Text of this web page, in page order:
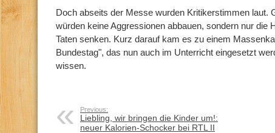
Doch abseits der Messe wurden Kritikerstimmen laut.
würden keine Aggressionen abbauen, sondern nur die
Taten senken. Kurz darauf kam es zu einem
Bundestag", das nun auch im Unterricht eingesetzt
wissen.
Previous:
Liebling, wir bringen die Kinder um!:
neuer Kalorien-Schocker bei RTL II